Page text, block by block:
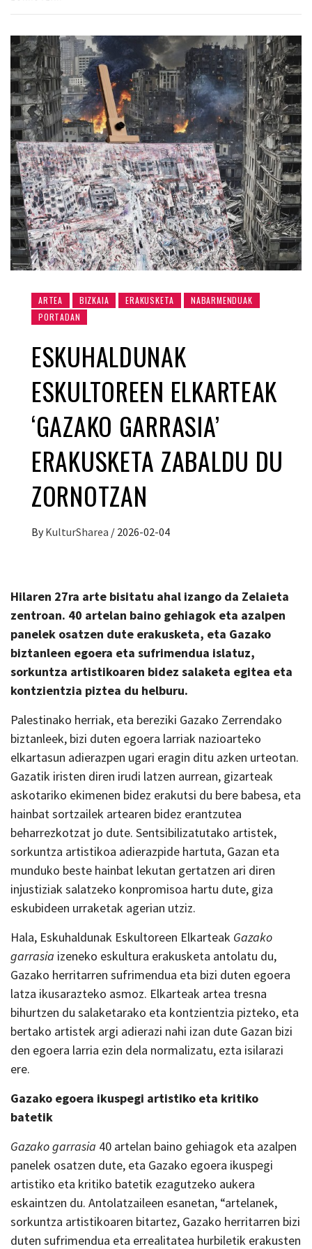
ARTEA BIZKAIA ERAKUSKETA
NABARMENDUAK
PORTADAN
ESKUHALDUNAK
ESKULTOREEN ELKARTEAK
‘GAZAKO GARRASIA’
ERAKUSKETA ZABALDU DU
ZORNOTZAN
By KulturSharea / 2026-02-04
Hilaren 27ra arte bisitatu ahal izango da Zelaieta
zentroan. 40 artelan baino gehiagok eta azalpen
panelek osatzen dute erakusketa, eta Gazako
biztanleen egoera eta sufrimendua islatuz,
sorkuntza artistikoaren bidez salaketa egitea eta
kontzientzia piztea du helburu.
Palestinako herriak, eta bereziki Gazako Zerrendako
biztanleek, bizi duten egoera larriak nazioarteko
elkartasun adierazpen ugari eragin ditu azken urteotan.
Gazatik iristen diren irudi latzen aurrean, gizarteak
askotariko ekimenen bidez erakutsi du bere babesa, eta
hainbat sortzailek artearen bidez erantzutea
beharrezkotzat jo dute. Sentsibilizatutako artistek,
sorkuntza artistikoa adierazpide hartuta, Gazan eta
munduko beste hainbat lekutan gertatzen ari diren
injustiziak salatzeko konpromisoa hartu dute, giza
eskubideen urraketak agerian utziz.
Hala, Eskuhaldunak Eskultoreen Elkarteak Gazako
garrasia izeneko eskultura erakusketa antolatu du,
Gazako herritarren sufrimendua eta bizi duten egoera
latza ikusarazteko asmoz. Elkarteak artea tresna
bihurtzen du salaketarako eta kontzientzia pizteko, eta
bertako artistek argi adierazi nahi izan dute Gazan bizi
den egoera larria ezin dela normalizatu, ezta isilarazi
ere.
Gazako egoera ikuspegi artistiko eta kritiko
batetik
Gazako garrasia 40 artelan baino gehiagok eta azalpen
panelek osatzen dute, eta Gazako egoera ikuspegi
artistiko eta kritiko batetik ezagutzeko aukera
eskaintzen du. Antolatzaileen esanetan, “artelanek,
sorkuntza artistikoaren bitartez, Gazako herritarren bizi
duten sufrimendua eta errealitatea hurbiletik erakusten